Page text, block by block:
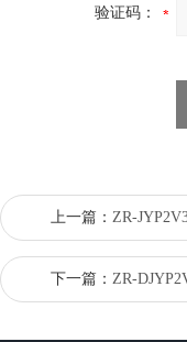
验证码：
上一篇： ZR-
下一篇： ZR-